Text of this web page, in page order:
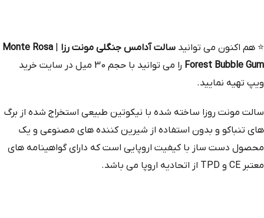
⭐ هم‌ اکنون می‌ توانید سالت آدامس جنگلی مونت رزا
Monte Rosa
Forest Bubble Gum
را می توانید با حجم 30 میل در سایت خرید
ویپ تهیه نمایید.
سالت مونت روزا ساخته شده با نیکوتین طبیعی استخراج‌ شده از برگ‌
های تنباکو و بدون استفاده از شیرین‌ کننده‌ های مصنوعی و یک
محصول دست‌ ساز با کیفیت اروپایی است که دارای گواهینامه‌ های
معتبر CE و TPD از اتحادیه اروپا می باشد.